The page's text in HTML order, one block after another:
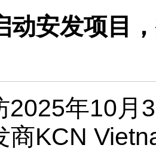
动安发项目
2025年10月
商KCN